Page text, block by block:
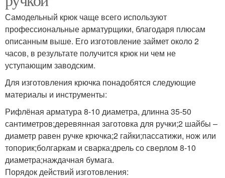
Самодельный крюк чаще всего используют
профессиональные арматурщики, благодаря плюсам
описанным выше. Его изготовление займет около 2
часов, в результате получится крюк ни чем не
уступающим заводским.
Для изготовления крючка понадобятся следующие
материалы и инструменты:
Рифлёная арматура 8-10 диаметра, длинна 35-50
сантиметров;деревянная заготовка для ручки;2 шайбы –
диаметр равен ручке крючка;2 гайки;пассатижи, нож или
топорик;болгаркам и сварка;дрель со сверлом 8-10
диаметра;наждачная бумага.
Порядок действий изготовления: